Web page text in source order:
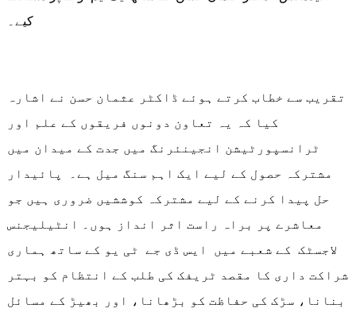
کیے۔
تقریب سے خطاب کرتے ہوئے ڈاکٹر عثمان حسن نے اشارہ
کیا کہ یہ تعاون دونوں فریقوں کے علم اور
ٹرانسپورٹیشن انجینئرنگ میں جدت کے میدان میں
مشترکہ حصول کے لیے ایک اہم سنگ میل ہے۔ پائیدار
حل پیدا کرنے کے لیے مشترکہ کوششیں ضروری ہیں جو
معاشرے پر براہ راست اثر انداز ہوں۔ انٹیلیجنس
لاجسٹک کے شعبے میں ایس ڈی جے ٹی یو کے ساتھ ہماری
شراکت داری کا مقصد ٹریفک کی طلب کے انتظام کو بہتر
بنانا، سڑک کی حفاظت کو بڑھانا، اور بھیڑ کے مسائل